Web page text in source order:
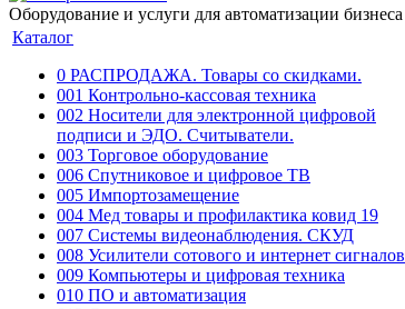
Оборудование и услуги для автоматизации бизнеса
Каталог
0 РАСПРОДАЖА. Товары со скидками.
001 Контрольно-кассовая техника
002 Носители для электронной цифровой
подписи и ЭДО. Считыватели.
003 Торговое оборудование
006 Спутниковое и цифровое ТВ
005 Импортозамещение
004 Мед товары и профилактика ковид 19
007 Системы видеонаблюдения. СКУД
008 Усилители сотового и интернет сигналов
009 Компьютеры и цифровая техника
010 ПО и автоматизация